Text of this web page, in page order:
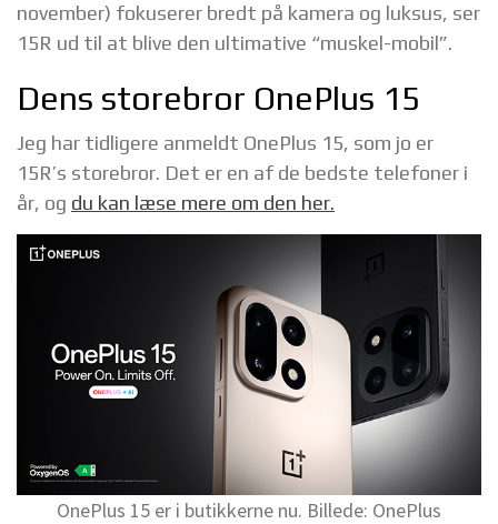
november) fokuserer bredt på kamera og luksus, ser
15R ud til at blive den ultimative “muskel-mobil”.
Dens storebror OnePlus 15
Jeg har tidligere anmeldt OnePlus 15, som jo er
15R’s storebror. Det er en af de bedste telefoner i
år, og du kan læse mere om den her.
OnePlus 15 er i butikkerne nu. Billede: OnePlus